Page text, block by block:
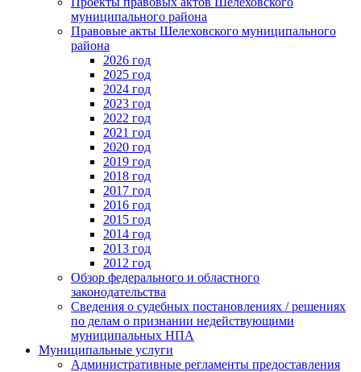
муниципального района
Правовые акты Шелеховского муниципального
района
2026 год
2025 год
2024 год
2023 год
2022 год
2021 год
2020 год
2019 год
2018 год
2017 год
2016 год
2015 год
2014 год
2013 год
2012 год
Обзор федерального и областного
законодательства
Сведения о судебных постановлениях / решениях
по делам о признании недействующими
муниципальных НПА
Муниципальные услуги
Административные регламенты предоставления